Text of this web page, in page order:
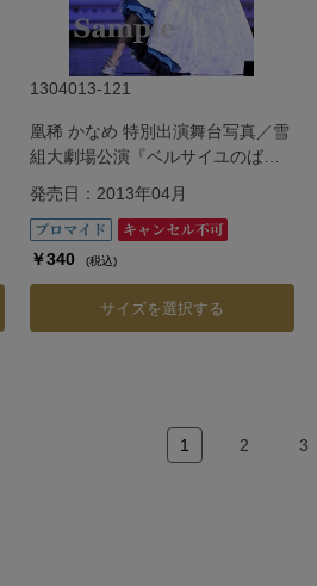
1304013-121
凰稀 かなめ 特別出演舞台写真／雪
組大劇場公演『ベルサイユのば
ら』―フェルゼン編―
発売日：2013年04月
￥340 (税込)
サイズを選択する
1 2 3